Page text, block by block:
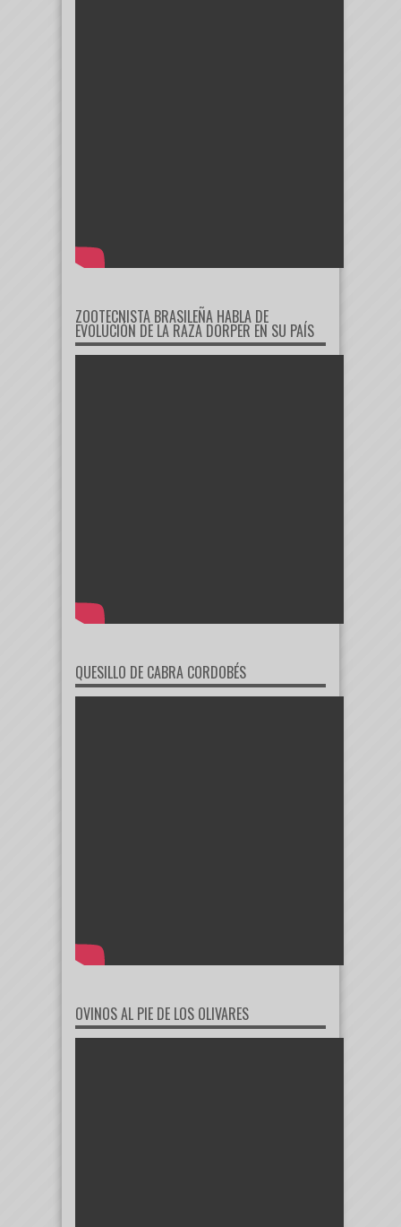
ZOOTECNISTA BRASILEÑA HABLA DE
EVOLUCIÓN DE LA RAZA DORPER EN SU PAÍS
QUESILLO DE CABRA CORDOBÉS
OVINOS AL PIE DE LOS OLIVARES